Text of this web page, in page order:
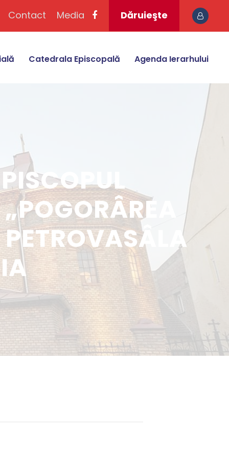
Contact Media Dăruieşte
Catedrala Episcopală Agenda Ierarhului